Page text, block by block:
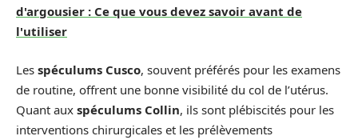
d'argousier : Ce que vous devez savoir avant de
l'utiliser
Les spéculums Cusco, souvent préférés pour les examens
de routine, offrent une bonne visibilité du col de l’utérus.
Quant aux spéculums Collin, ils sont plébiscités pour les
interventions chirurgicales et les prélèvements